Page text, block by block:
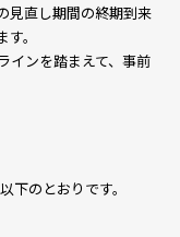
見直し期間の終期到来
。
インを踏まえて、事前
のとおりです。